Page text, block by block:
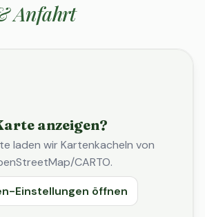
Anfahrt
anzeigen?
laden wir Kartenkacheln von
CARTO.
Einstellungen öffnen